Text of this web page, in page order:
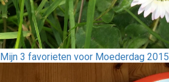
Mijn 3 favorieten voor Moederdag 2015